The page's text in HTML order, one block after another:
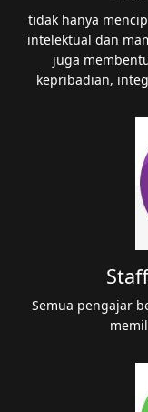
tidak hanya
intelektual dan
juga
kepribadian,
Semua pengajar